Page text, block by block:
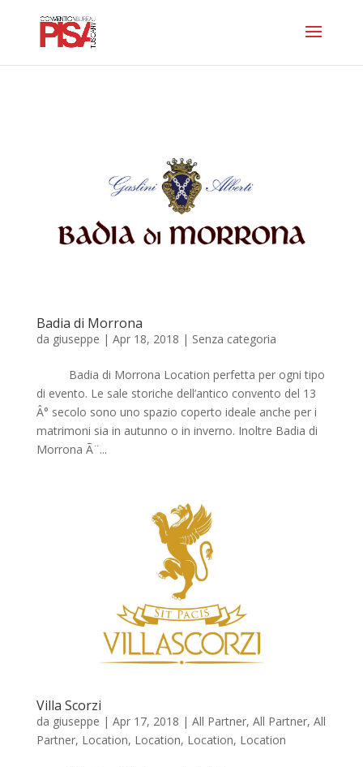
Badia di Morrona
da giuseppe | Apr 18, 2018 | Senza categoria
Badia di Morrona Location perfetta per ogni tipo
di evento. Le sale storiche dell’antico convento del 13
Â° secolo sono uno spazio coperto ideale anche per i
matrimoni sia in autunno o in inverno. Inoltre Badia di
Morrona Ã¨...
Villa Scorzi
da giuseppe | Apr 17, 2018 | All Partner, All Partner, All
Partner, Location, Location, Location, Location